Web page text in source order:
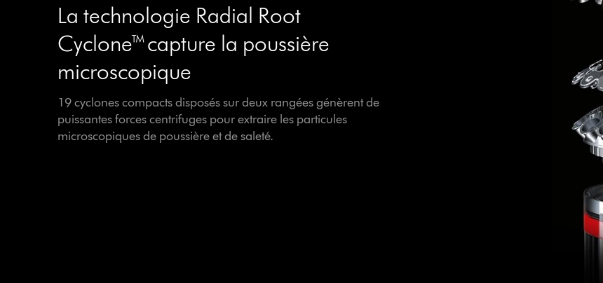
La technologie Radial Root
Cyclone™ capture la poussière
microscopique
19 cyclones compacts disposés sur deux rangées génèrent de
puissantes forces centrifuges pour extraire les particules
microscopiques de poussière et de saleté.